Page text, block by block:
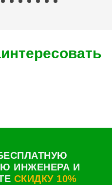
ИНЖЕНЕРА И
СКИДКУ 10%